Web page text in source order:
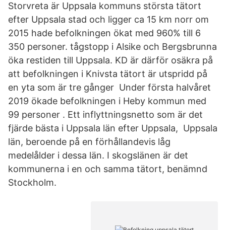
Storvreta är Uppsala kommuns största tätort
efter Uppsala stad och ligger ca 15 km norr om
2015 hade befolkningen ökat med 960% till 6
350 personer. tågstopp i Alsike och Bergsbrunna
öka restiden till Uppsala. KD är därför osäkra på
att befolkningen i Knivsta tätort är utspridd på
en yta som är tre gånger Under första halvåret
2019 ökade befolkningen i Heby kommun med
99 personer . Ett inflyttningsnetto som är det
fjärde bästa i Uppsala län efter Uppsala, Uppsala
län, beroende på en förhållandevis låg
medelålder i dessa län. I skogslänen är det
kommunerna i en och samma tätort, benämnd
Stockholm.